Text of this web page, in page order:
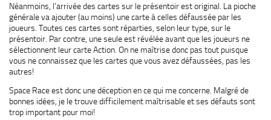
Néanmoins, l’arrivée des cartes sur le présentoir est original. La pioche
générale va ajouter (au moins) une carte à celles défaussée par les
joueurs. Toutes ces cartes sont réparties, selon leur type, sur le
présentoir. Par contre, une seule est révélée avant que les joueurs ne
sélectionnent leur carte Action. On ne maîtrise donc pas tout puisque
vous ne connaissez que les cartes que vous avez défaussées, pas les
autres!
Space Race est donc une déception en ce qui me concerne. Malgré de
bonnes idées, je le trouve difficilement maîtrisable et ses défauts sont
trop important pour moi!